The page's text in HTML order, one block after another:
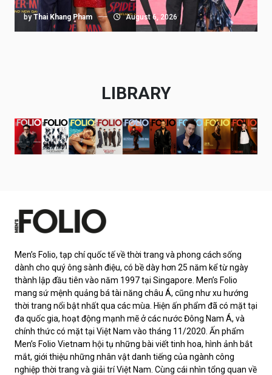
by Thai Khang Pham August 6, 2026
LIBRARY
Men’s Folio, tạp chí quốc tế về thời trang và phong cách sống
dành cho quý ông sành điệu, có bề dày hơn 25 năm kể từ ngày
thành lập đầu tiên vào năm 1997 tại Singapore. Men’s Folio
mang sứ mệnh quảng bá tài năng châu Á, cũng như xu hướng
thời trang nổi bật nhất qua các mùa. Hiện ấn phẩm đã có mặt tại
đa quốc gia, hoạt động mạnh mẽ ở các nước Đông Nam Á, và
chính thức có mặt tại Việt Nam vào tháng 11/2020. Ấn phẩm
Men’s Folio Vietnam hội tụ những bài viết tinh hoa, hình ảnh bắt
mắt, giới thiệu những nhân vật danh tiếng của ngành công
nghiệp thời trang và giải trí Việt Nam. Cùng cái nhìn tổng quan về